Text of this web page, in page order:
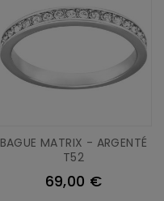
BAGUE MATRIX - ARGENTÉ
T52
69,00 €